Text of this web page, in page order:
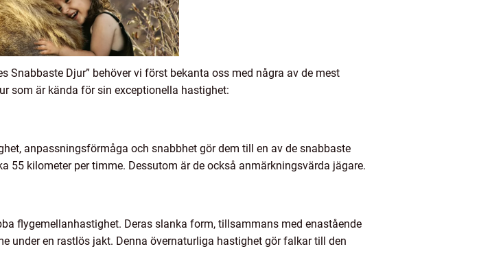
Snabbaste Djur” behöver vi först bekanta oss med några av de mest
som är kända för sin exceptionella hastighet:
anpassningsförmåga och snabbhet gör dem till en av de snabbaste
55 kilometer per timme. Dessutom är de också anmärkningsvärda jägare.
flygemellanhastighet. Deras slanka form, tillsammans med enastående
under en rastlös jakt. Denna övernaturliga hastighet gör falkar till den